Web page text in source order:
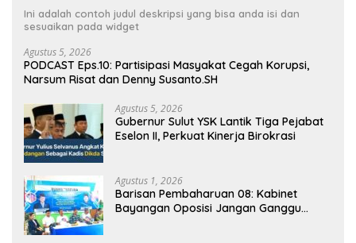
Ini adalah contoh judul deskripsi yang bisa anda isi dan
sesuaikan pada widget
Agustus 5, 2026
PODCAST Eps.10: Partisipasi Masyakat Cegah Korupsi,
Narsum Risat dan Denny Susanto.SH
Agustus 5, 2026
Gubernur Sulut YSK Lantik Tiga Pejabat
Eselon II, Perkuat Kinerja Birokrasi
Agustus 1, 2026
Barisan Pembaharuan 08: Kabinet
Bayangan Oposisi Jangan Ganggu